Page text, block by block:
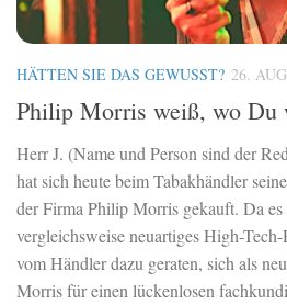
HÄTTEN SIE DAS GEWUSST? 26.
Philip Morris weiß, wo Du
Herr J. (Name und Person sind der
hat sich heute beim Tabakhändler
der Firma Philip Morris gekauft. Da es
vergleichsweise neuartiges High-
vom Händler dazu geraten, sich als
Morris für einen lückenlosen